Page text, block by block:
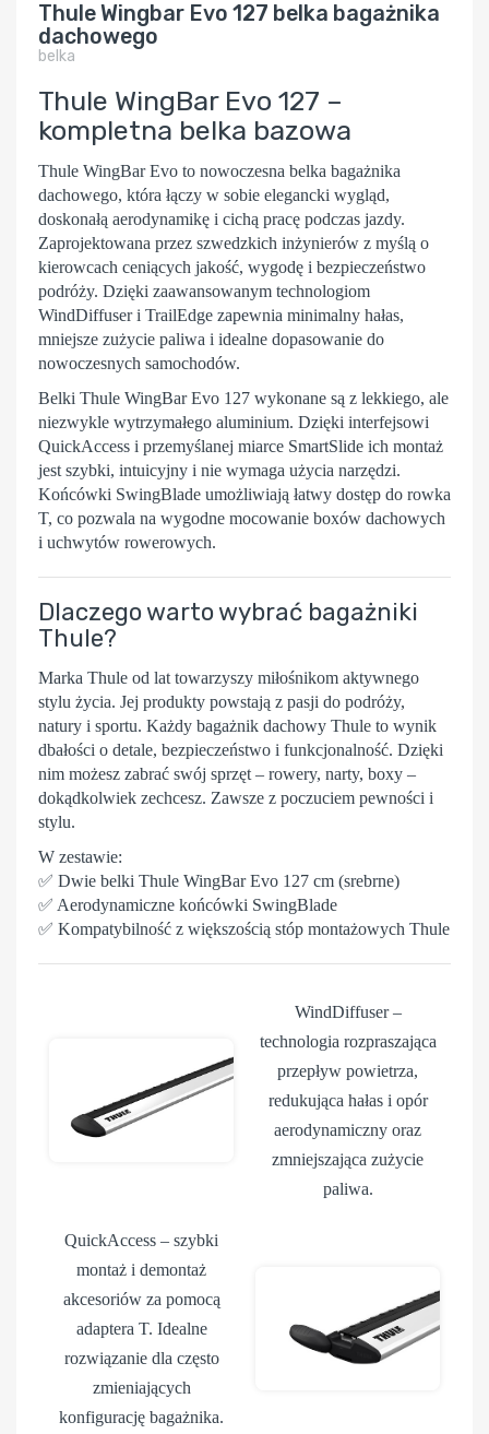
Thule Wingbar Evo 127 belka bagażnika
dachowego
belka
Thule WingBar Evo 127 –
kompletna belka bazowa
Thule WingBar Evo to nowoczesna belka bagażnika
dachowego, która łączy w sobie elegancki wygląd,
doskonałą aerodynamikę i cichą pracę podczas jazdy.
Zaprojektowana przez szwedzkich inżynierów z myślą o
kierowcach ceniących jakość, wygodę i bezpieczeństwo
podróży. Dzięki zaawansowanym technologiom
WindDiffuseri TrailEdge zapewnia minimalny hałas,
mniejsze zużycie paliwa i idealne dopasowanie do
nowoczesnych samochodów.
Belki Thule WingBar Evo 127 wykonane są z lekkiego, ale
niezwykle wytrzymałego aluminium. Dzięki interfejsowi
QuickAccess i przemyślanej miarce SmartSlide ich montaż
jest szybki, intuicyjny i nie wymaga użycia narzędzi.
Końcówki SwingBlade umożliwiają łatwy dostęp do rowka
T, co pozwala na wygodne mocowanie boxów dachowych
i uchwytów rowerowych.
Dlaczego warto wybrać bagażniki
Thule?
Marka Thule od lat towarzyszy miłośnikom aktywnego
stylu życia. Jej produkty powstają z pasji do podróży,
natury i sportu. Każdy bagażnik dachowy Thule to wynik
dbałości o detale, bezpieczeństwo i funkcjonalność. Dzięki
nim możesz zabrać swój sprzęt – rowery, narty, boxy –
dokądkolwiek zechcesz. Zawsze z poczuciem pewności i
stylu.
W zestawie:
✅ Dwie belki Thule WingBar Evo 127 cm (srebrne)
✅ Aerodynamiczne końcówki SwingBlade
✅ Kompatybilność z większością stóp montażowych Thule
WindDiffuser–
technologia rozpraszająca
przepływ powietrza,
redukująca hałas i opór
aerodynamiczny oraz
zmniejszająca zużycie
paliwa.
QuickAccess – szybki
montaż i demontaż
akcesoriów za pomocą
adaptera T. Idealne
rozwiązanie dla często
zmieniających
konfigurację bagażnika.